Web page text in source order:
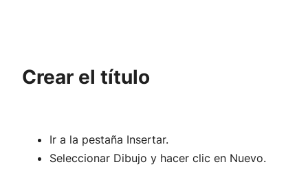
Crear el título
Ir a la pestaña Insertar.
Seleccionar Dibujo y hacer clic en Nuevo.